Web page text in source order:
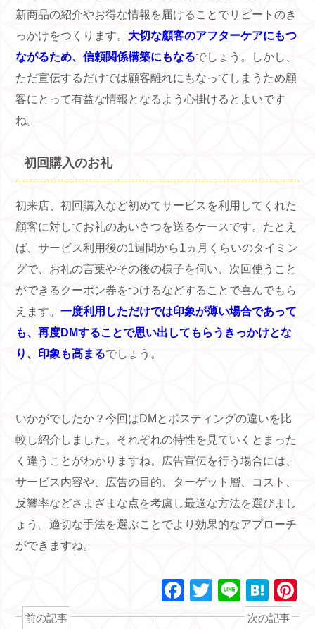
新商品の紹介やお得な情報を届けることでリピートのき
っかけをつくります。 大切な顧客のアフターケアにもつ
ながるため、信頼関係構築にもなるでしょう。しかし、
ただ宣伝するだけでは顧客離れにもなってしまうため顧
客にとって有益な情報となるよう心掛けるとよいです
ね。
初回購入のお礼
初来店、初回購入など初めてサービスを利用してくれた
顧客に対してお礼のあいさつを送るケースです。たとえ
ば、サービス利用後の1週間から1 ヵ月くらいのタイミン
グで、お礼の言葉やその後の様子を伺い、次回使うこと
ができるクーポン券をつけるなどすることで喜んでもら
えます。 一度利用しただけでは印象が薄い場合であって
も、再度DMすることで思い出してもらうきっかけとな
り、印象も高まるでしょう。
いかがでしたか？今回はDM とポスティングの違いを比
較し紹介しました。それぞれの特性を見ていくとまった
く違うことがわかりますね。広告宣伝を行う場合には、
サービス内容や、広告の目的、ターゲット層、コスト、
反響率などさまざまな点を考慮し最適な方法を選びまし
ょう。適切な手法を選ぶことでより効果的なアプローチ
ができますね。
F
a
T
wi
Li
n
H
at
前の記事 次の記事